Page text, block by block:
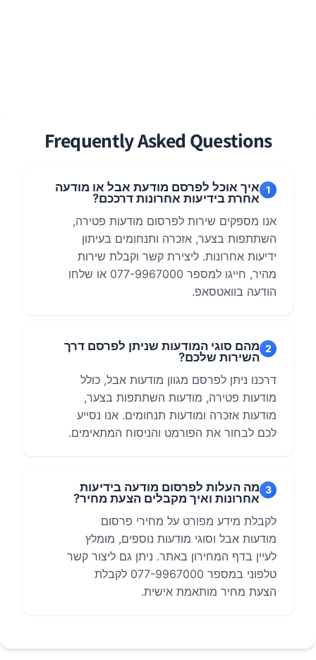
Frequently Asked Questions
1 איך אוכל לפרסם מודעת אבל או מודעה
אחרת בידיעות אחרונות דרככם?
אנו מספקים שירות לפרסום מודעות פטירה,
השתתפות בצער, אזכרה ותנחומים בעיתון
ידיעות אחרונות. ליצירת קשר וקבלת שירות
מהיר, חייגו למספר 077-9967000 או שלחו
הודעה בוואטסאפ.
2 מהם סוגי המודעות שניתן לפרסם דרך
השירות שלכם?
דרכנו ניתן לפרסם מגוון מודעות אבל, כולל
מודעות פטירה, מודעות השתתפות בצער,
מודעות אזכרה ומודעות תנחומים. אנו נסייע
לכם לבחור את הפורמט והניסוח המתאימים.
3 מה העלות לפרסום מודעה בידיעות
אחרונות ואיך מקבלים הצעת מחיר?
לקבלת מידע מפורט על מחירי פרסום
מודעות אבל וסוגי מודעות נוספים, מומלץ
לעיין בדף המחירון באתר. ניתן גם ליצור קשר
טלפוני במספר 077-9967000 לקבלת
הצעת מחיר מותאמת אישית.